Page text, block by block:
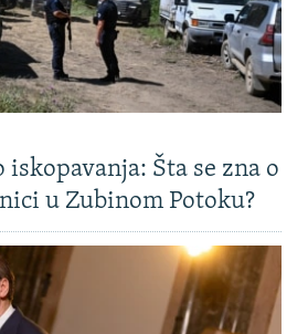
iskopavanja: Šta se zna o
u Zubinom Potoku?